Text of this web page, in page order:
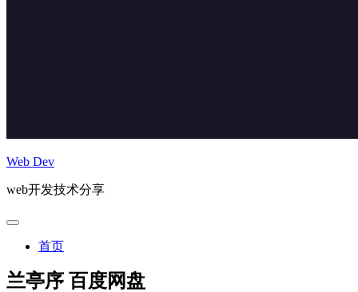
Web Dev
web开发技术分享
首页
兰亭序 百度网盘